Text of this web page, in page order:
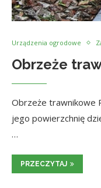
Urządzenia ogrodowe
Obrzeże
Obrzeże trawnikowe
jego powierzchnię
…
PRZECZYTAJ